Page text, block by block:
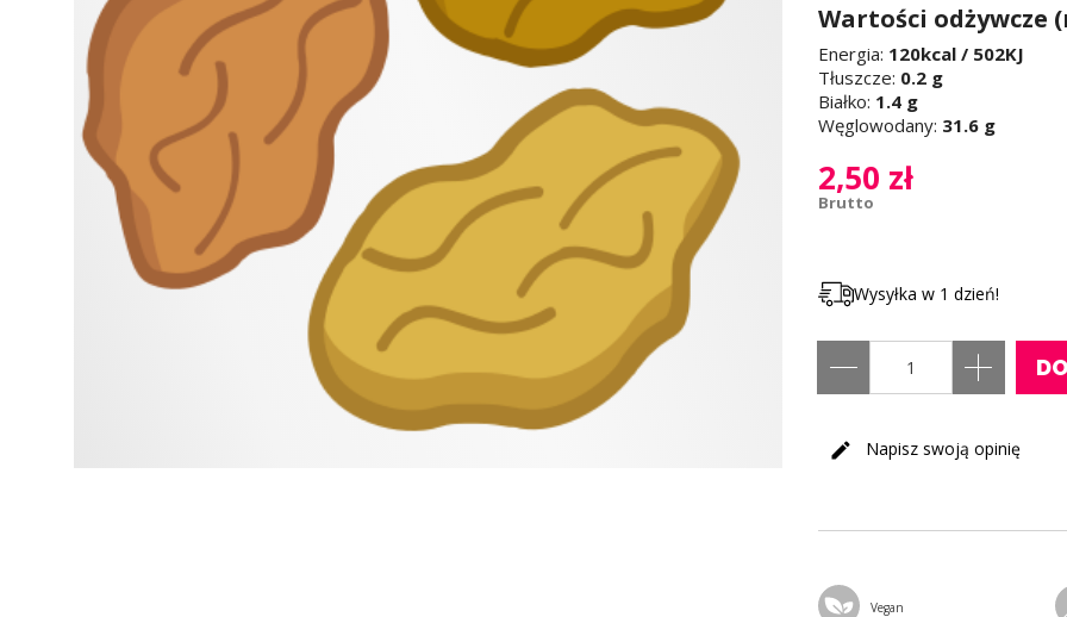
Wartości odżywcze
Energia: 120kcal / 502KJ
Tłuszcze: 0.2 g
Białko: 1.4 g
Węglowodany: 31.6 g
2,50 zł
Brutto
Wysyłka w 1 dzień!
Napisz swoją opinię
Vegan